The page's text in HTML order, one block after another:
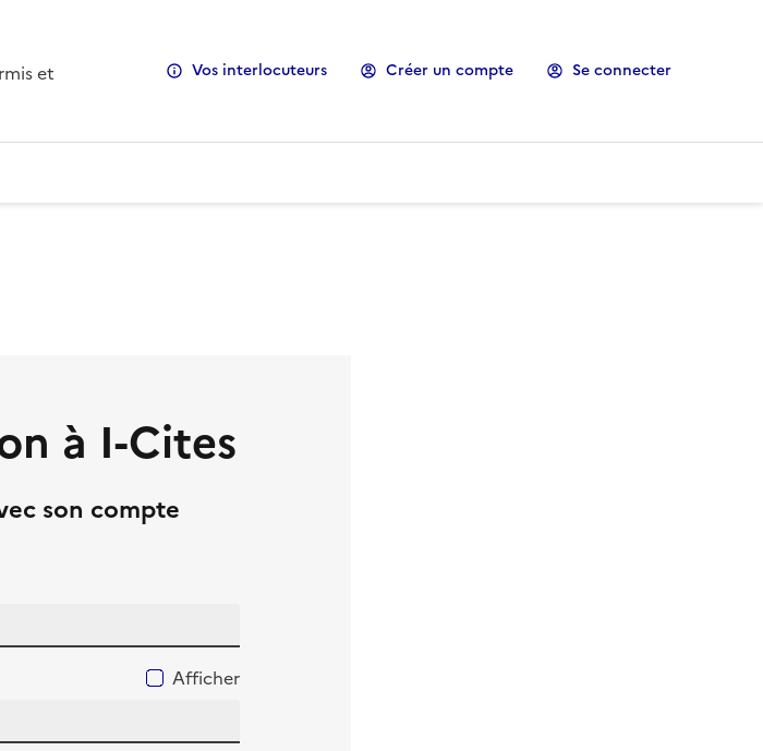
et
Vos interlocuteurs Créer un compte Se connecter
à I-Cites
son compte
Afficher